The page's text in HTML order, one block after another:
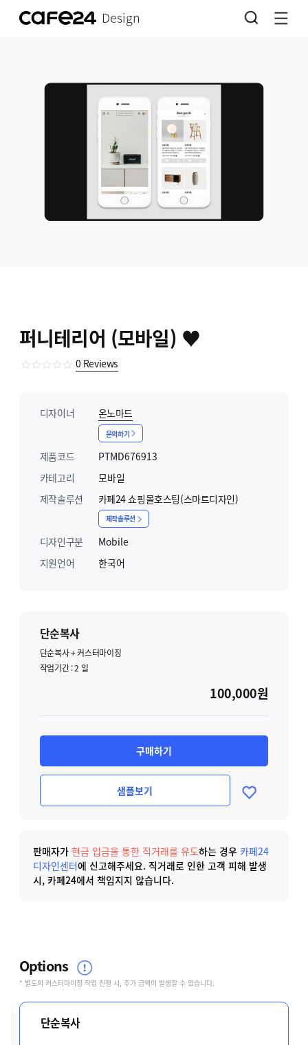
Design
Options
* 별도의 커스터마이징 작업 진행 시, 추가 금액이 발생할 수 있습니다.
단순복사
퍼니테리어 (모바일) ♥
0 Reviews
디자이너 온노마드
문의하기
제품코드
PTMD676913
카테고리
모바일
제작솔루션
카페24 쇼핑몰호스팅(스마트디자인)
제작솔루션
디자인구분
Mobile
지원언어
한국어
단순복사
단순복사 + 커스터마이징
작업기간 :2 일
100,000원
구매하기
샘플보기
판매자가 현금 입금을 통한 직거래를 유도하는 경우 카페24
디자인센터에 신고해주세요. 직거래로 인한 고객 피해 발생
시, 카페24에서 책임지지 않습니다.